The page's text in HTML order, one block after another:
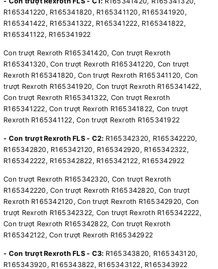
R165341220, R165341820, R165341120, R165341920,
R165341422, R165341322, R165341222, R165341822,
R165341122, R165341922
Con trượt Rexroth R165341420, Con trượt Rexroth
R165341320, Con trượt Rexroth R165341220, Con trượt
Rexroth R165341820, Con trượt Rexroth R165341120, Con
trượt Rexroth R165341920, Con trượt Rexroth R165341422,
Con trượt Rexroth R165341322, Con trượt Rexroth
R165341222, Con trượt Rexroth R165341822, Con trượt
Rexroth R165341122, Con trượt Rexroth R165341922
- Con trượt Rexroth FLS - C2: R165342320, R165342220,
R165342820, R165342120, R165342920, R165342322,
R165342222, R165342822, R165342122, R165342922
Con trượt Rexroth R165342320, Con trượt Rexroth
R165342220, Con trượt Rexroth R165342820, Con trượt
Rexroth R165342120, Con trượt Rexroth R165342920, Con
trượt Rexroth R165342322, Con trượt Rexroth R165342222,
Con trượt Rexroth R165342822, Con trượt Rexroth
R165342122, Con trượt Rexroth R165342922
- Con trượt Rexroth FLS - C3: R165343820, R165343120,
R165343920, R165343822, R165343122, R165343922